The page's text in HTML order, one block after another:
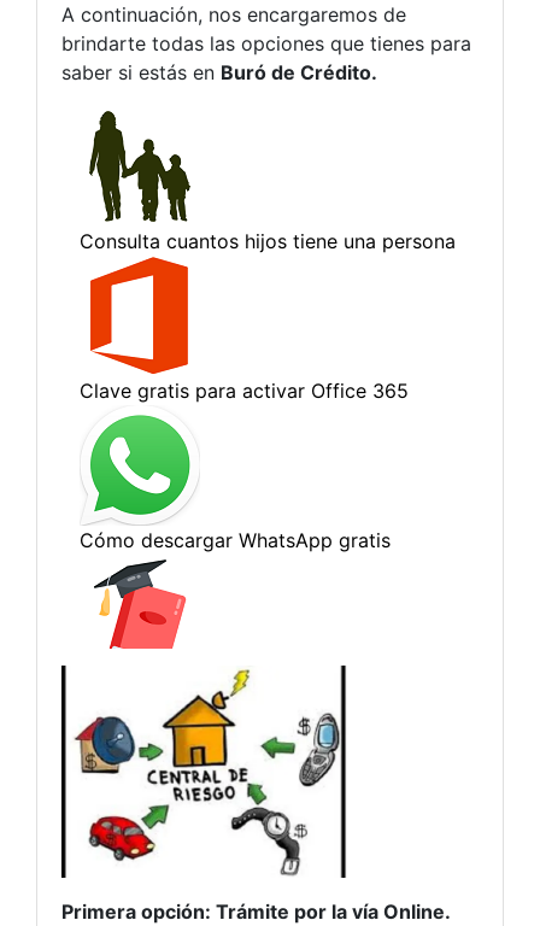
A continuación, nos encargaremos de
brindarte todas las opciones que tienes para
saber si estás en Buró de Crédito.
Primera opción: Trámite por la vía Online.